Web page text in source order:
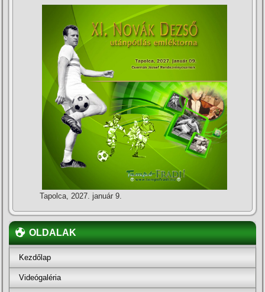
Tapolca, 2027. január 9.
OLDALAK
Kezdőlap
Videógaléria